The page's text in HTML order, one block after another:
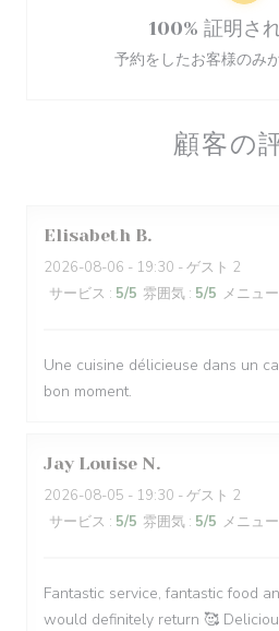
顧客の
Elisabeth B
2026-08-06 - 19:30 - ゲスト 2
サービス : 5/5 雰囲気 : 5/5 メニュー
Une cuisine délicieuse dans un
bon moment.
Jay Louise N
2026-08-05 - 19:30 - ゲスト 2
サービス : 5/5 雰囲気 : 5/5 メニュー
Fantastic service, fantastic food
would definitely return 🥰
100% 証明さ
予約をしたお客様のみ